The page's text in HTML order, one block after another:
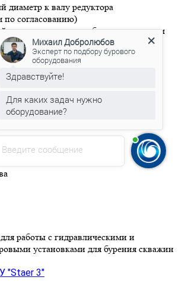
диаметр к валу редуктора
согласованию)
размер конца вала к буровым штангам
в камере вертлюга
паза
работы с гидравлическими и
установками для бурения скважин
"Staer 3"
Введите сообщение
Михаил Добролюбов
Эксперт по подбору бурового
оборудования
Здравствуйте!
Для каких задач нужно
оборудование?